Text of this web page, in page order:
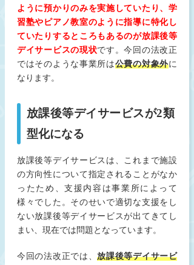
ように預かりのみを実施していたり、学
習塾やピアノ教室のように指導に特化し
ていたりするところもあるのが放課後等
デイサービスの現状です。今回の法改正
ではそのような事業所は公費の対象外に
なります。
放課後等デイサービスが2類
型化になる
放課後等デイサービスは、これまで施設
の方向性について指定されることがなか
ったため、支援内容は事業所によって
様々でした。そのせいで適切な支援をし
ない放課後等デイサービスが出てきてし
まい、現在では問題となっています。
今回の法改正では、放課後等デイサービ